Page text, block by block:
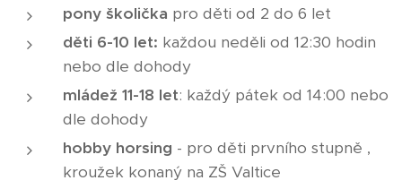
pony školička pro děti od 2 do 6 let
děti 6-10 let: každou neděli od 12:30 hodin
nebo dle dohody
mládež 11-18 let: každý pátek od 14:00 nebo
dle dohody
hobby horsing - pro děti prvního stupně ,
kroužek konaný na ZŠ Valtice